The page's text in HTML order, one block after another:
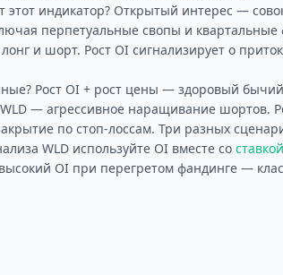
этот индикатор? Открытый интерес —
перпетуальные свопы и
и шорт. Рост OI сигнализирует о
Рост OI + рост цены — здоровый
— агрессивное наращивание шортов.
по стоп-лоссам. Три разных
WLD используйте OI вместе со
OI при перегретом фандинге —